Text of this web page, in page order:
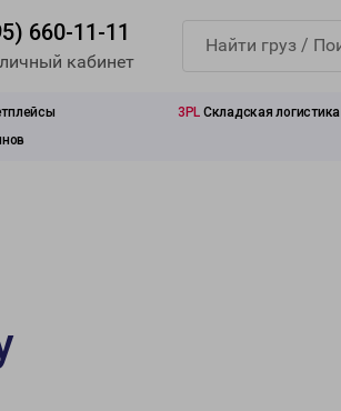
660-11-11
кабинет
3PL Складская логистика